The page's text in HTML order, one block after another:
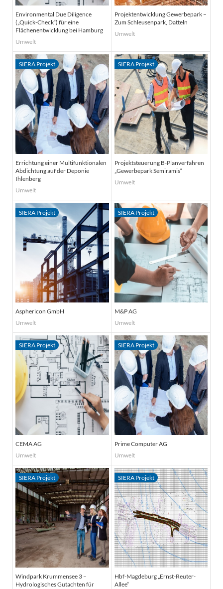
Environmental Due Diligence
(„Quick-Check“) für eine
Flächenentwicklung bei Hamburg
Umwelt
Projektentwicklung Gewerbepark –
Zum Schleusenpark, Datteln
Umwelt
Errichtung einer Multifunktionalen
Abdichtung auf der Deponie
Ihlenberg
Umwelt
Projektsteuerung B-Planverfahren
„Gewerbepark Semiramis“
Umwelt
Asphericon GmbH
Umwelt
M&P AG
Umwelt
CEMA AG
Umwelt
Prime Computer AG
Umwelt
Windpark Krummensee 3 –
Hydrologisches Gutachten für
Hbf-Magdeburg „Ernst-Reuter-
Allee“